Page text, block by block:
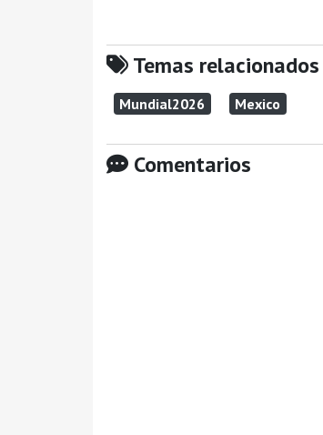
Temas relacionados
Mundial2026 Mexico
Comentarios